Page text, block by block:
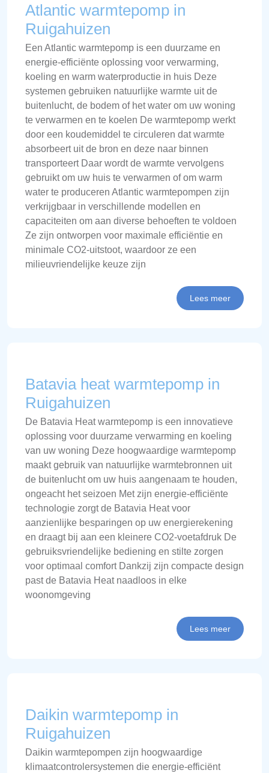
Atlantic warmtepomp in
Ruigahuizen
Een Atlantic warmtepomp is een duurzame en
energie-efficiënte oplossing voor verwarming,
koeling en warm waterproductie in huis Deze
systemen gebruiken natuurlijke warmte uit de
buitenlucht, de bodem of het water om uw woning
te verwarmen en te koelen De warmtepomp werkt
door een koudemiddel te circuleren dat warmte
absorbeert uit de bron en deze naar binnen
transporteert Daar wordt de warmte vervolgens
gebruikt om uw huis te verwarmen of om warm
water te produceren Atlantic warmtepompen zijn
verkrijgbaar in verschillende modellen en
capaciteiten om aan diverse behoeften te voldoen
Ze zijn ontworpen voor maximale efficiëntie en
minimale CO2-uitstoot, waardoor ze een
milieuvriendelijke keuze zijn
Lees meer
Batavia heat warmtepomp in
Ruigahuizen
De Batavia Heat warmtepomp is een innovatieve
oplossing voor duurzame verwarming en koeling
van uw woning Deze hoogwaardige warmtepomp
maakt gebruik van natuurlijke warmtebronnen uit
de buitenlucht om uw huis aangenaam te houden,
ongeacht het seizoen Met zijn energie-efficiënte
technologie zorgt de Batavia Heat voor
aanzienlijke besparingen op uw energierekening
en draagt bij aan een kleinere CO2-voetafdruk De
gebruiksvriendelijke bediening en stilte zorgen
voor optimaal comfort Dankzij zijn compacte design
past de Batavia Heat naadloos in elke
woonomgeving
Lees meer
Daikin warmtepomp in
Ruigahuizen
Daikin warmtepompen zijn hoogwaardige
klimaatcontrolersystemen die energie-efficiënt